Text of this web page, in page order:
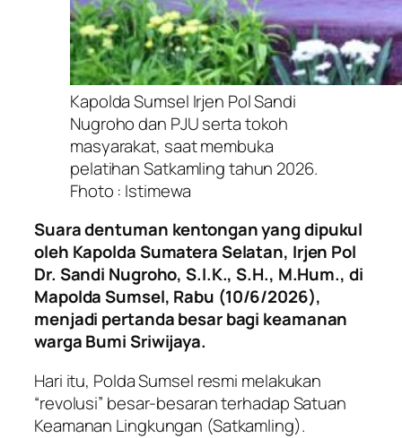
Kapolda Sumsel Irjen Pol Sandi
Nugroho dan PJU serta tokoh
masyarakat, saat membuka
pelatihan Satkamling tahun 2026.
Fhoto : Istimewa
Suara dentuman kentongan yang dipukul
oleh Kapolda Sumatera Selatan, Irjen Pol
Dr. Sandi Nugroho, S.I.K., S.H., M.Hum., di
Mapolda Sumsel, Rabu (10/6/2026),
menjadi pertanda besar bagi keamanan
warga Bumi Sriwijaya.
Hari itu, Polda Sumsel resmi melakukan
“revolusi” besar-besaran terhadap Satuan
Keamanan Lingkungan (Satkamling).